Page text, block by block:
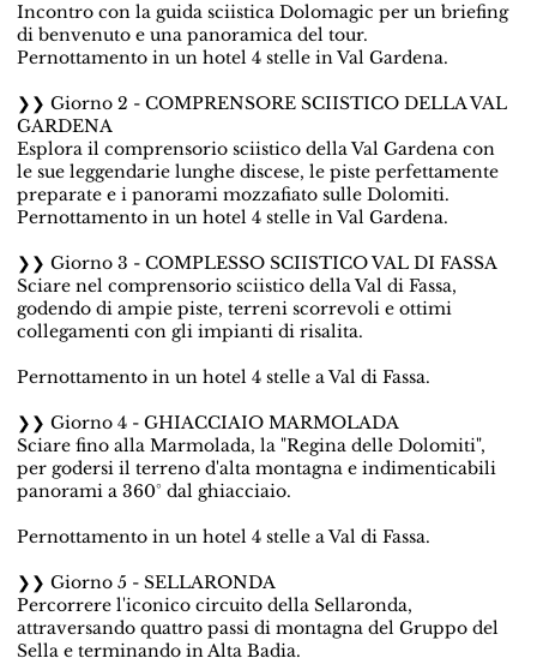
Incontro con la guida sciistica Dolomagic per un briefing
di benvenuto e una panoramica del tour.
Pernottamento in un hotel 4 stelle in Val Gardena.
❯❯ Giorno 2 - COMPRENSORE SCIISTICO DELLA VAL
GARDENA
Esplora il comprensorio sciistico della Val Gardena con
le sue leggendarie lunghe discese, le piste perfettamente
preparate e i panorami mozzafiato sulle Dolomiti.
Pernottamento in un hotel 4 stelle in Val Gardena.
❯❯ Giorno 3 - COMPLESSO SCIISTICO VAL DI FASSA
Sciare nel comprensorio sciistico della Val di Fassa,
godendo di ampie piste, terreni scorrevoli e ottimi
collegamenti con gli impianti di risalita.
Pernottamento in un hotel 4 stelle a Val di Fassa.
❯❯ Giorno 4 - GHIACCIAIO MARMOLADA
Sciare fino alla Marmolada, la "Regina delle Dolomiti",
per godersi il terreno d'alta montagna e indimenticabili
panorami a 360° dal ghiacciaio.
Pernottamento in un hotel 4 stelle a Val di Fassa.
❯❯ Giorno 5 - SELLARONDA
Percorrere l'iconico circuito della Sellaronda,
attraversando quattro passi di montagna del Gruppo del
Sella e terminando in Alta Badia.